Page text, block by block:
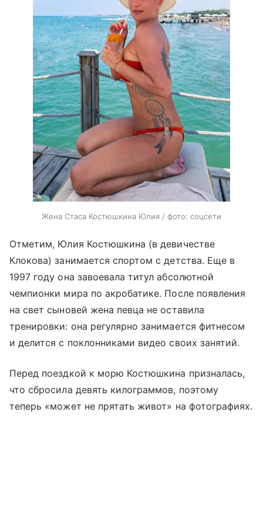
Жена Стаса Костюшкина Юлия / фото: соцсети
Отметим, Юлия Костюшкина (в девичестве
Клокова) занимается спортом с детства. Еще в
1997 году она завоевала титул абсолютной
чемпионки мира по акробатике. После появления
на свет сыновей жена певца не оставила
тренировки: она регулярно занимается фитнесом
и делится с поклонниками видео своих занятий.
Перед поездкой к морю Костюшкина призналась,
что сбросила девять килограммов, поэтому
теперь «может не прятать живот» на фотографиях.